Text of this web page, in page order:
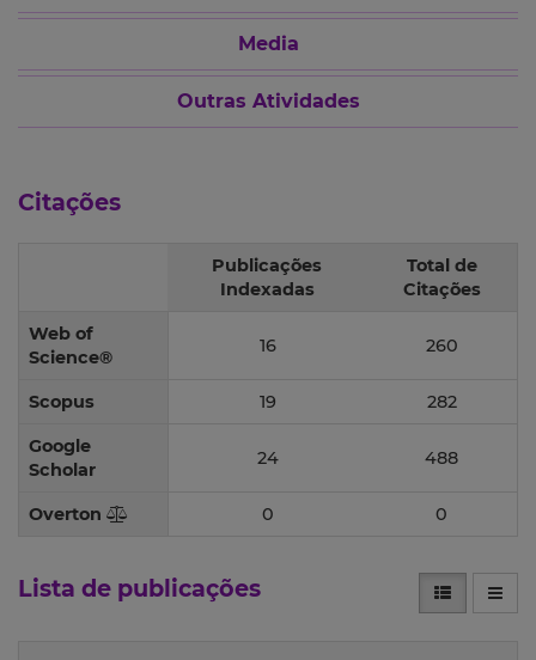
Media
Outras Atividades
Citações
Publicações
Indexadas
Total de
Citações
Web of
Science®
16 260
Scopus 19 282
Google
Scholar
24 488
Overton 0 0
Lista de publicações